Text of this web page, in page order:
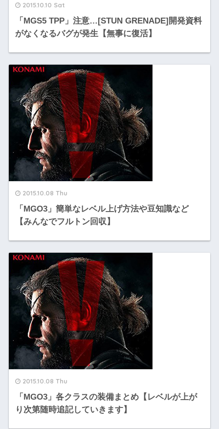
2015.10.10 Sat
「MGS5 TPP」注意…[STUN GRENADE]開発資料
がなくなるバグが発生【無事に復活】
2015.10.08 Thu
「MGO3」簡単なレベル上げ方法や豆知識など
【みんなでフルトン回収】
2015.10.08 Thu
「MGO3」各クラスの装備まとめ【レベルが上が
り次第随時追記していきます】